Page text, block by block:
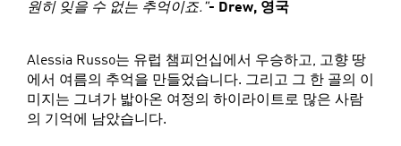
원히 잊을 수 없는 추억이죠."- Drew, 영국
Alessia Russo는 유럽 챔피언십에서 우승하고, 고향 땅
에서 여름의 추억을 만들었습니다. 그리고 그 한 골의 이
미지는 그녀가 밟아온 여정의 하이라이트로 많은 사람
의 기억에 남았습니다.